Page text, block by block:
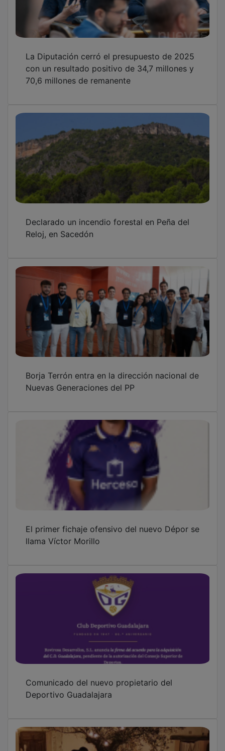
Declarado un incendio forestal en Peña del
Reloj, en Sacedón
Borja Terrón entra en la dirección nacional de
Nuevas Generaciones del PP
El primer fichaje ofensivo del nuevo Dépor se
llama Víctor Morillo
Comunicado del nuevo propietario del
Deportivo Guadalajara
20.000 velas en una de las noches más
mágicas del verano de Guadalajara